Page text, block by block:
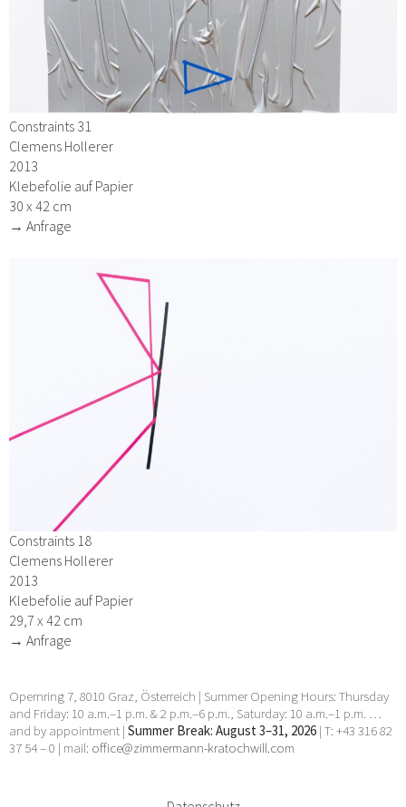
Constraints 31
Clemens Hollerer
2013
Klebefolie auf Papier
30 x 42 cm
→ Anfrage
Constraints 18
Clemens Hollerer
2013
Klebefolie auf Papier
29,7 x 42 cm
→ Anfrage
Opernring 7, 8010 Graz, Österreich | Summer Opening Hours: Thursday
and Friday: 10 a.m.–1 p.m. & 2 p.m.–6 p.m., Saturday: 10 a.m.–1 p.m. …
and by appointment | Summer Break: August 3–31, 2026 | T: +43 316 82
37 54 – 0 | mail: office@zimmermann-kratochwill.com